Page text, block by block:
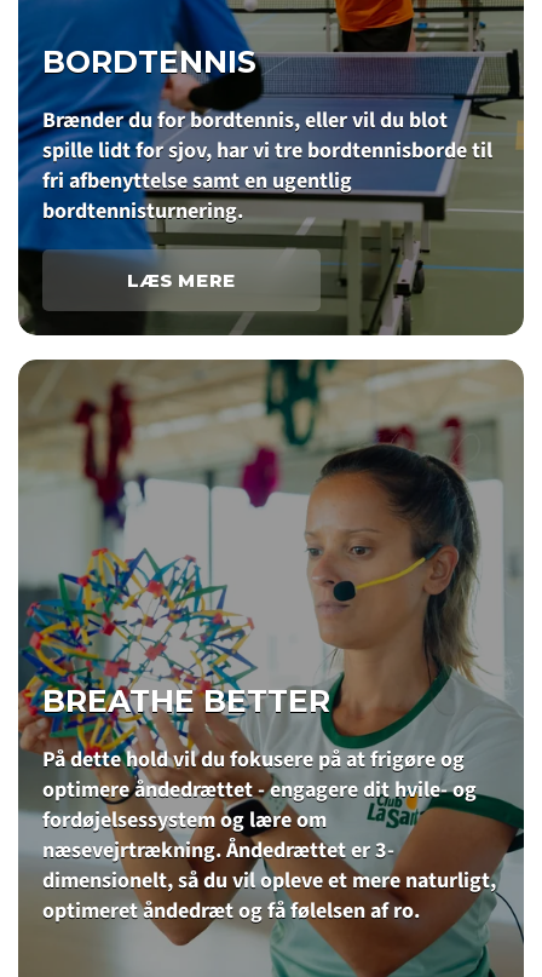
BORDTENNIS
Brænder du for bordtennis, eller vil du blot
spille lidt for sjov, har vi tre bordtennisborde til
fri afbenyttelse samt en ugentlig
bordtennisturnering.
LÆS MERE
BREATHE BETTER
På dette hold vil du fokusere på at frigøre og
optimere åndedrættet - engagere dit hvile- og
fordøjelsessystem og lære om
næsevejrtrækning. Åndedrættet er 3-
dimensionelt, så du vil opleve et mere naturligt,
optimeret åndedræt og få følelsen af ro.